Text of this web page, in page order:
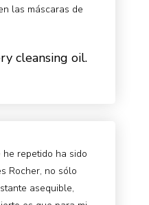
las máscaras de
cleansing oil.
repetido ha sido
Rocher, no sólo
asequible,